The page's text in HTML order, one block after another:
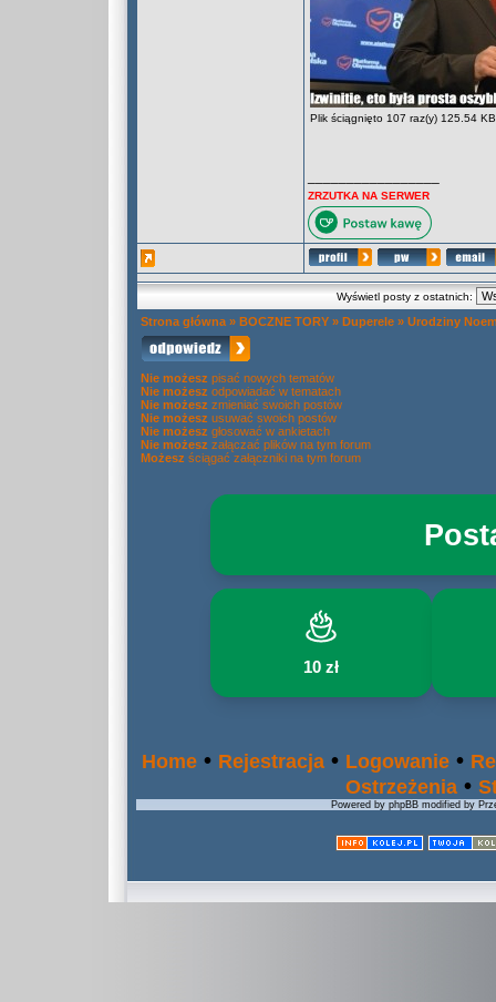
Plik ściągnięto 107 raz(y) 125.54 KB
ZRZUTKA NA SERWER
Wyświetl posty z ostatnich:
Strona główna » BOCZNE TORY » Duperele » Urodziny
Nie możesz pisać nowych tematów
Nie możesz odpowiadać w tematach
Nie możesz zmieniać swoich postów
Nie możesz usuwać swoich postów
Nie możesz głosować w ankietach
Nie możesz załączać plików na tym forum
Możesz ściągać załączniki na tym forum
10 zł
Home • Rejestracja • Logowanie •
Ostrzeżenia •
Powered by phpBB modified by